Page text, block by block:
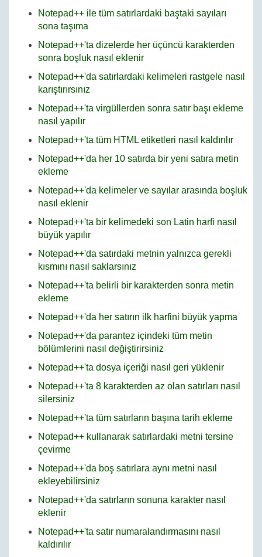
Notepad++ ile tüm satırlardaki baştaki sayıları
sona taşıma
Notepad++'ta dizelerde her üçüncü karakterden
sonra boşluk nasıl eklenir
Notepad++'da satırlardaki kelimeleri rastgele nasıl
karıştırırsınız
Notepad++'ta virgüllerden sonra satır başı ekleme
nasıl yapılır
Notepad++'ta tüm HTML etiketleri nasıl kaldırılır
Notepad++'da her 10 satırda bir yeni satıra metin
ekleme
Notepad++'da kelimeler ve sayılar arasında boşluk
nasıl eklenir
Notepad++'ta bir kelimedeki son Latin harfi nasıl
büyük yapılır
Notepad++'da satırdaki metnin yalnızca gerekli
kısmını nasıl saklarsınız
Notepad++'ta belirli bir karakterden sonra metin
ekleme
Notepad++'da her satırın ilk harfini büyük yapma
Notepad++'da parantez içindeki tüm metin
bölümlerini nasıl değiştirirsiniz
Notepad++'ta dosya içeriği nasıl geri yüklenir
Notepad++'ta 8 karakterden az olan satırları nasıl
silersiniz
Notepad++'ta tüm satırların başına tarih ekleme
Notepad++ kullanarak satırlardaki metni tersine
çevirme
Notepad++'da boş satırlara aynı metni nasıl
ekleyebilirsiniz
Notepad++'da satırların sonuna karakter nasıl
eklenir
Notepad++'ta satır numaralandırmasını nasıl
kaldırılır